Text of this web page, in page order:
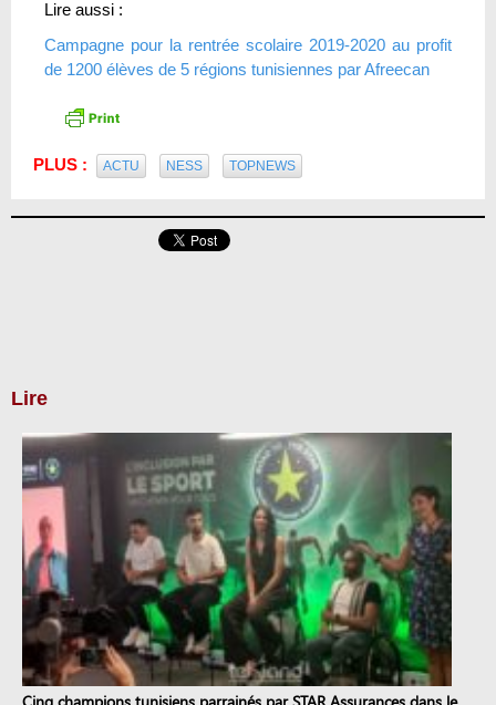
Lire aussi :
Campagne pour la rentrée scolaire 2019-2020 au profit
de 1200 élèves de 5 régions tunisiennes par Afreecan
PLUS : ACTU NESS TOPNEWS
Lire